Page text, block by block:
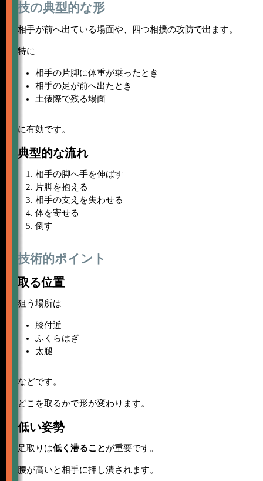
技の典型的な形
相手が前へ出ている場面や、四つ相撲の攻防で出ます。
特に
相手の片脚に体重が乗ったとき
相手の足が前へ出たとき
土俵際で残る場面
に有効です。
典型的な流れ
相手の脚へ手を伸ばす
片脚を抱える
相手の支えを失わせる
体を寄せる
倒す
技術的ポイント
取る位置
狙う場所は
膝付近
ふくらはぎ
太腿
などです。
どこを取るかで形が変わります。
低い姿勢
足取りは低く潜ることが重要です。
腰が高いと相手に押し潰されます。